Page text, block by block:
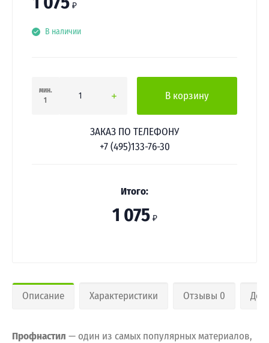
₽
В наличии
мин.
1
В корзину
ЗАКАЗ ПО ТЕЛЕФОНУ
+7 (495)133-76-30
Итого:
1 075 ₽
Описание Характеристики Отзывы 0
Профнастил — один из самых популярных материалов,